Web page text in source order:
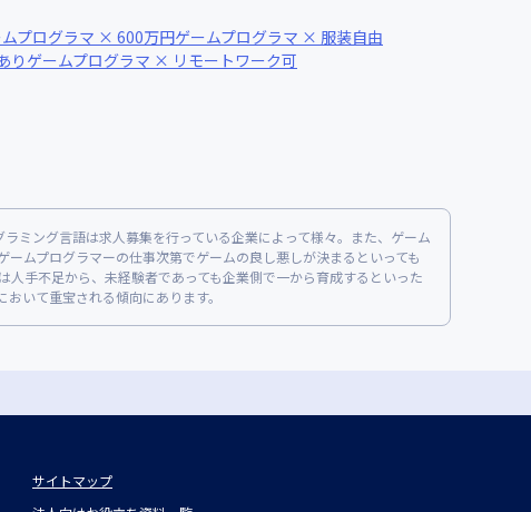
プログラマ × 600万円ゲームプログラマ × 服装自由
りゲームプログラマ × リモートワーク可
ミング言語は求人募集を行っている企業によって様々。また、ゲーム
ムプログラマーの仕事次第でゲームの良し悪しが決まるといっても
手不足から、未経験者であっても企業側で一から育成するといった
いて重宝される傾向にあります。
サイトマップ